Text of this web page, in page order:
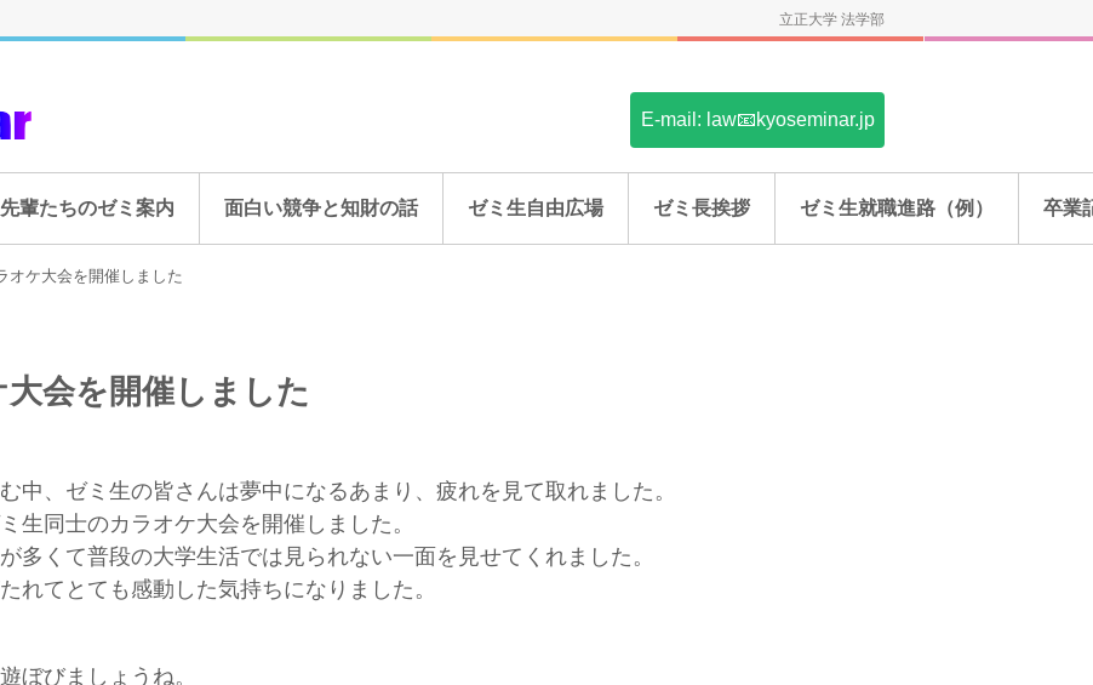
E-mail: law📧kyoseminar.jp
立正大学 法学部
先輩たちのゼミ案内 面白い競争と知財の話 ゼミ生自由広場 ゼミ長挨拶 ゼミ生就職進路（例） 卒業
オケ大会を開催しました
会を開催しました
、ゼミ生の皆さんは夢中になるあまり、疲れを見て取れました。
同士のカラオケ大会を開催しました。
くて普段の大学生活では見られない一面を見せてくれました。
れてとても感動した気持ちになりました。
ぼびましょうね。